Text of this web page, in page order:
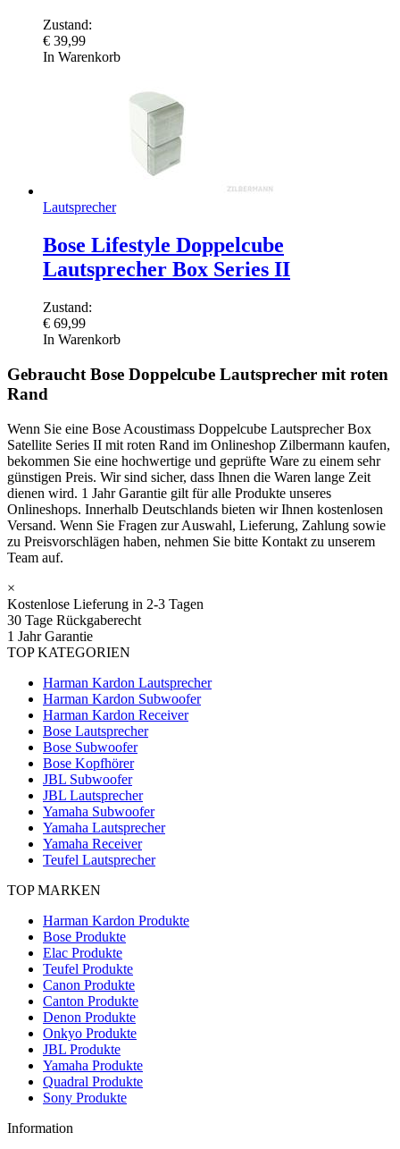
Zustand:
€ 39,99
In Warenkorb
Lautsprecher
Bose Lifestyle Doppelcube
Lautsprecher Box Series II
Zustand:
€ 69,99
In Warenkorb
Gebraucht Bose Doppelcube Lautsprecher mit roten
Rand
Wenn Sie eine Bose Acoustimass Doppelcube Lautsprecher Box
Satellite Series II mit roten Rand im Onlineshop Zilbermann kaufen,
bekommen Sie eine hochwertige und geprüfte Ware zu einem sehr
günstigen Preis. Wir sind sicher, dass Ihnen die Waren lange Zeit
dienen wird. 1 Jahr Garantie gilt für alle Produkte unseres
Onlineshops. Innerhalb Deutschlands bieten wir Ihnen kostenlosen
Versand. Wenn Sie Fragen zur Auswahl, Lieferung, Zahlung sowie
zu Preisvorschlägen haben, nehmen Sie bitte Kontakt zu unserem
Team auf.
×
Kostenlose Lieferung in 2-3 Tagen
30 Tage Rückgaberecht
1 Jahr Garantie
TOP KATEGORIEN
Harman Kardon Lautsprecher
Harman Kardon Subwoofer
Harman Kardon Receiver
Bose Lautsprecher
Bose Subwoofer
Bose Kopfhörer
JBL Subwoofer
JBL Lautsprecher
Yamaha Subwoofer
Yamaha Lautsprecher
Yamaha Receiver
Teufel Lautsprecher
TOP MARKEN
Harman Kardon Produkte
Bose Produkte
Elac Produkte
Teufel Produkte
Canon Produkte
Canton Produkte
Denon Produkte
Onkyo Produkte
JBL Produkte
Yamaha Produkte
Quadral Produkte
Sony Produkte
Information